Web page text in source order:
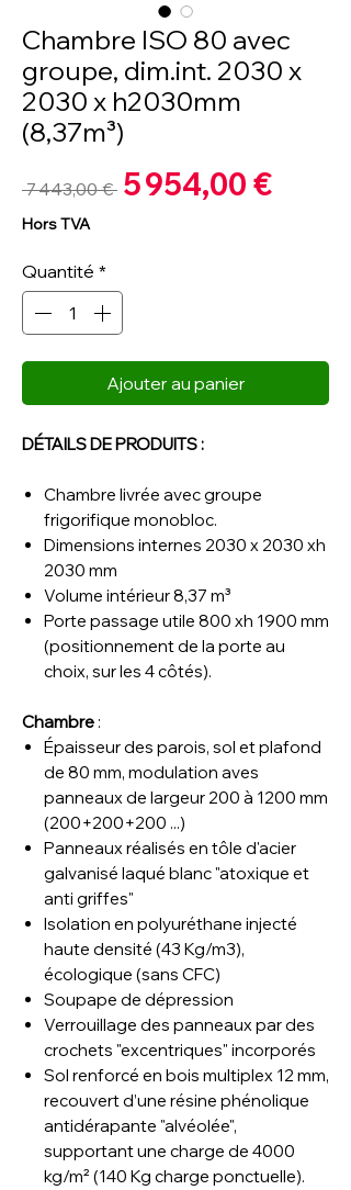
Chambre ISO 80 avec
groupe, dim.int. 2030 x
2030 x h2030mm
(8,37m³)
7 443,00 € Prix
5 954,00 €
Hors TVA
Quantité *
Ajouter au panier
DÉTAILS DE PRODUITS :
Chambre livrée avec groupe
frigorifique monobloc.
Dimensions internes 2030 x 2030 xh
2030 mm
Volume intérieur 8,37 m³
Porte passage utile 800 xh 1900 mm
(positionnement de la porte au
choix, sur les 4 côtés).
Chambre :
Épaisseur des parois, sol et plafond
de 80 mm, modulation aves
panneaux de largeur 200 à 1200 mm
(200+200+200 ...)
Panneaux réalisés en tôle d'acier
galvanisé laqué blanc "atoxique et
anti griffes"
Isolation en polyuréthane injecté
haute densité (43 Kg/m3),
écologique (sans CFC)
Soupape de dépression
Verrouillage des panneaux par des
crochets "excentriques" incorporés
Sol renforcé en bois multiplex 12 mm,
recouvert d’une résine phénolique
antidérapante "alvéolée",
supportant une charge de 4000
kg/m² (140 Kg charge ponctuelle).